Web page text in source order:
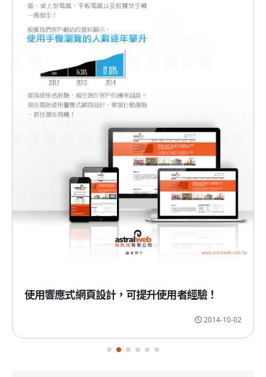
2014-10-02
使用響應式網頁設計，可提升使用者經驗！